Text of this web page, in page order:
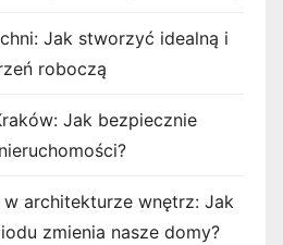
Jak stworzyć idealną i
roboczą
Jak bezpiecznie
w architekturze wnętrz: Jak
zmienia nasze domy?